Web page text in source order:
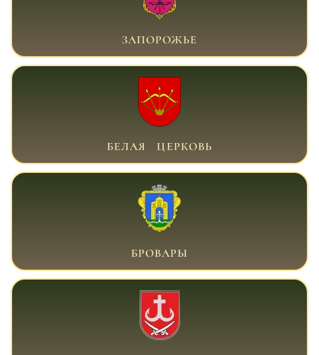
ВОЕННЫЙ АДВОКАТ ЗАПОРОЖЬЕ
ЗАПОРОЖЬЕ
ВОЕННЫЙ АДВОКАТ БЕЛАЯ ЦЕРКОВЬ
БЕЛАЯ ЦЕРКОВЬ
ВОЕННЫЙ АДВОКАТ БРОВАРЫ
БРОВАРЫ
ВОЕННЫЙ АДВОКАТ ВИННИЦА